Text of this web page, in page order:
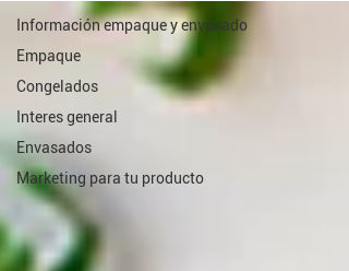
Información empaque y envasado
Empaque
Congelados
Interes general
Envasados
Marketing para tu producto